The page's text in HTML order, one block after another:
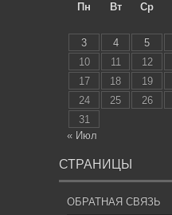
Пн
Вт Ср
3
4 5
10
11 12
17
18 19
24
25 26
31
« Июл
СТРАНИЦЫ
ОБРАТНАЯ СВЯЗЬ